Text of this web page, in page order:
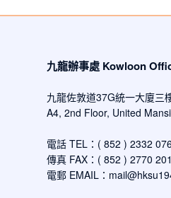
九龍辦事處 Kowloon
九龍佐敦道37G統一大廈三
A4, 2nd Floor, United
電話 TEL：( 852 ) 2332
傳真 FAX：( 852 ) 2770
電郵 EMAIL：